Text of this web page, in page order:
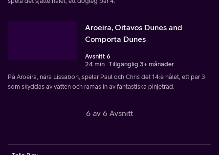
Aroeira, Oitavos Dunes and
Comporta Dunes
Avsnitt 6
24 min Tillgänglig 3+ månader
På Aroeira, nära Lissabon, spelar Paul och Chris det 14:e hålet, ett par 3
som skyddas av vatten och ramas in av fantastiska pinjeträd.
6 av 6 Avsnitt